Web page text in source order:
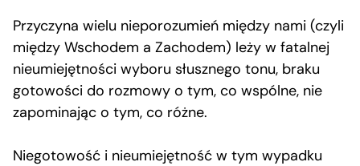
Przyczyna wielu nieporozumień między nami (czyli
między Wschodem a Zachodem) leży w fatalnej
nieumiejętności wyboru słusznego tonu, braku
gotowości do rozmowy o tym, co wspólne, nie
zapominając o tym, co różne.
Niegotowość i nieumiejętność w tym wypadku